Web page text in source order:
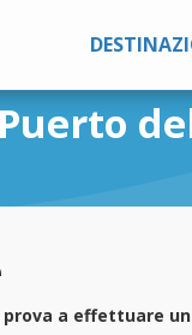
a effettuare